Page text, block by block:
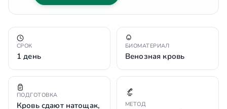
СРОК
1 день
БИОМАТЕРИАЛ
Венозная кровь
ПОДГОТОВКА
Кровь сдают натощак,
МЕТОД